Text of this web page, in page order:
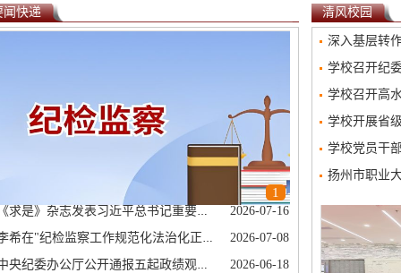
闻快递
求是》杂志发表习近平总书记重要文章
2026-07-16
在"纪检监察工作规范化法治化正规化建设年"行动再集中抓两年工作推进会上强调 深入学习贯彻习近平党建思想 持续纵深推进"三化"建设年行动
2026-07-08
央纪委办公厅公开通报五起政绩观偏差典型案件
2026-06-18
1
清风校园
深入基层转作风 保障发展
学校召开纪委
学校召开高水平专
学校开展省级高水平
学校党员干部赴昆
扬州市职业